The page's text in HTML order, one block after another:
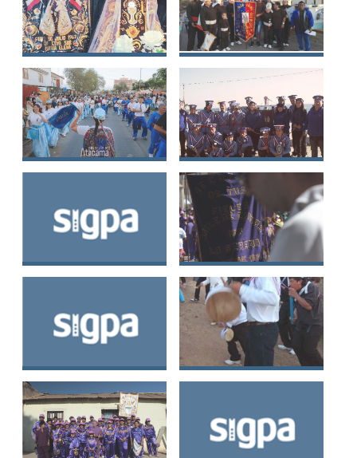
Baile Chinito del
Carmen Coya Sur
Baile Chino San
Pedro de Coloso
Baile Chino Mixto
Baile Chino Sagrada
Familia
Baile Chino Virgen
Baile Chino n° 7 de
La Serena
Baile Chino de
Nuestra Señora de
la Mercedes de la
Comuna de Petorca
Baile Chino de